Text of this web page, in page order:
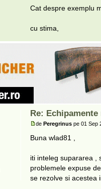
Cat despre exemplu
cu stima,
Re:
de Peregrinuspe 01 Sep
Buna wlad81 ,
iti inteleg supararea ,
problemele expuse
se rezolve si acestea